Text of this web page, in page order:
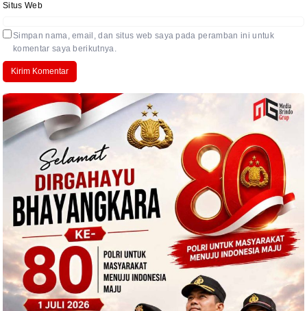
Situs Web
Simpan nama, email, dan situs web saya pada peramban ini untuk
komentar saya berikutnya.